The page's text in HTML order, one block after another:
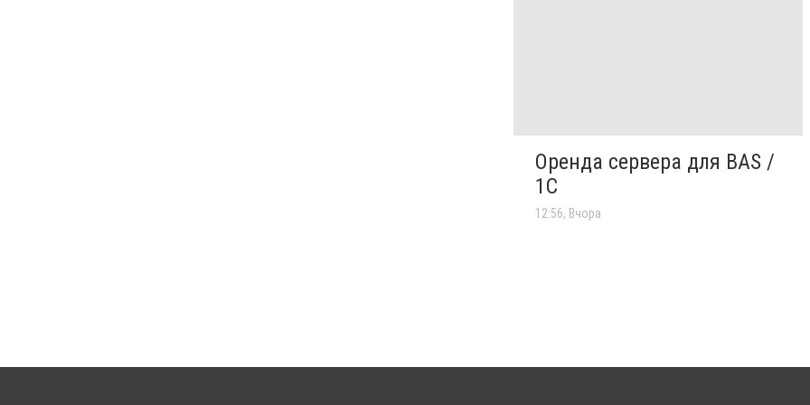
Оренда сервера для BAS /
1C
12:56, Вчора